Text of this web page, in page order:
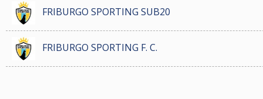
FRIBURGO SPORTING SUB20
FRIBURGO SPORTING F. C.